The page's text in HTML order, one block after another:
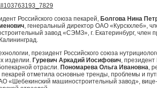
Российского союза пекарей, Болгова Нина
, генеральный директор ОАО «Курскхлеб»,
завод «СЭМЗ», г. Екатеринбург, член
президент Российского союза
изделии. Гуревич Аркадий Иосифович, президент
отрасли. Пономарева Ольга Ивановна,
пекарей отметила основные тренды, проблемы и
«Шебекинский машиностроительный завод»,